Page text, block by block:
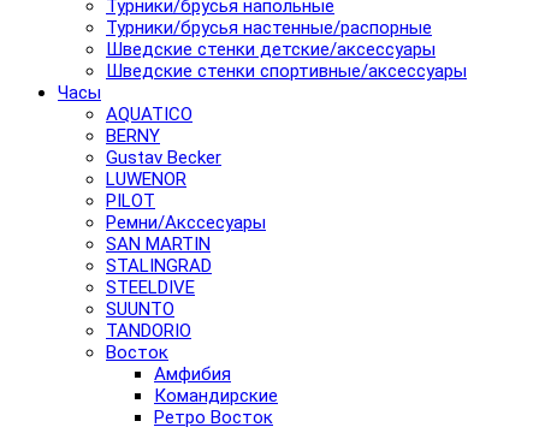
Турники/брусья напольные
Турники/брусья настенные/распорные
Шведские стенки детские/аксессуары
Шведские стенки спортивные/аксессуары
Часы
AQUATICO
BERNY
Gustav Becker
LUWENOR
PILOT
Pемни/Акссесуары
SAN MARTIN
STALINGRAD
STEELDIVE
SUUNTO
TANDORIO
Восток
Амфибия
Командирские
Ретро Восток